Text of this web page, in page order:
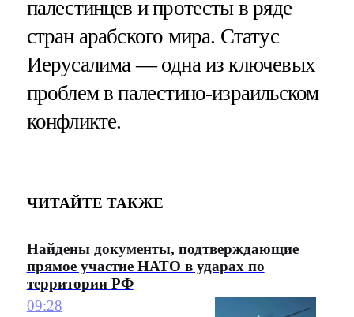
палестинцев и протесты в ряде
стран арабского мира. Статус
Иерусалима — одна из ключевых
проблем в палестино-израильском
конфликте.
ЧИТАЙТЕ ТАКЖЕ
Найдены документы, подтверждающие
прямое участие НАТО в ударах по
территории РФ
09:28